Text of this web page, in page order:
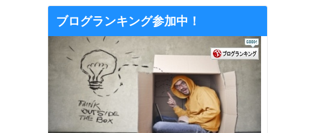
ブログランキング参加中！